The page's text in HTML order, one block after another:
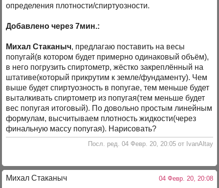
определения плотности/спиртуозности.
Добавлено через 7мин.:
Михал Стаканыч, предлагаю поставить на весы
попугай(в котором будет примерно одинаковый объём),
в него погрузить спиртометр, жёстко закреплённый на
штативе(который прикрутим к земле/фундаменту). Чем
выше будет спиртуозность в попугае, тем меньше будет
выталкивать спиртометр из попугая(тем меньше будет
вес попугая итоговый). По довольно простым линейным
формулам, высчитываем плотность жидкости(через
финальную массу попугая). Нарисовать?
Посл. ред. 04 Февр. 20, 20:05 от IvanAltay
Михал Стаканыч 04 Февр. 20, 20:08